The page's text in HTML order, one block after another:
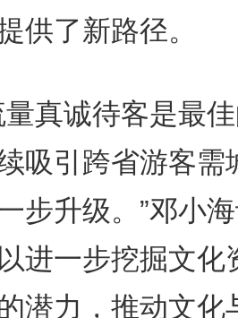
供了新路径。
真诚待客是最佳
吸引跨省游客需
步升级。”邓小
进一步挖掘文化
潜力，推动文化